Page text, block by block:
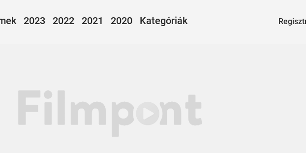
2023 2022 2021 2020 Kategóriák